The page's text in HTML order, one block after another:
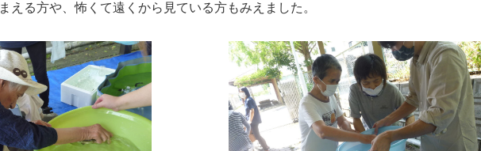
える方や、怖くて遠くから見ている方もみえました。